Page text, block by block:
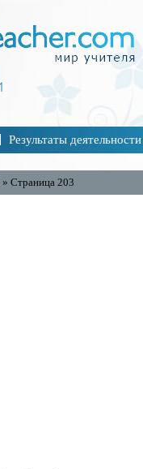
Результаты деятельности
» Страница 203